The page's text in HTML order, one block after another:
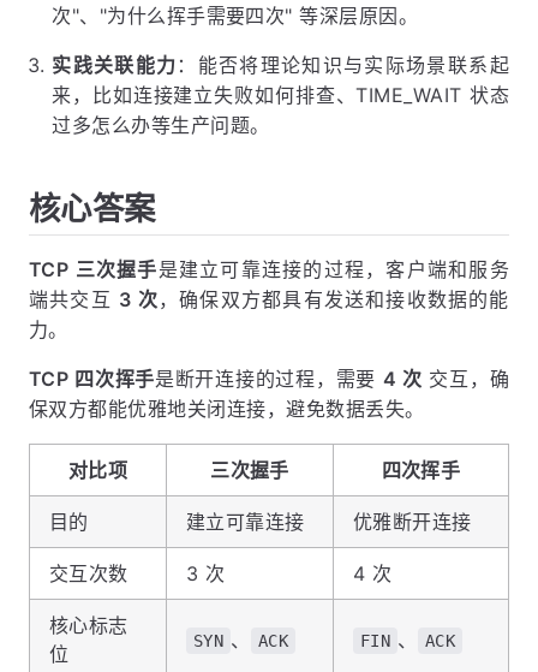
次"、"为什么挥手需要四次" 等深层原因。
实践关联能力 ：能否将理论知识与实际场景联系起
来，比如连接建立失败如何排查、TIME_WAIT 状态
过多怎么办等生产问题。
核心答案
TCP 三次握手是建立可靠连接的过程，客户端和服务
端共交互 3 次，确保双方都具有发送和接收数据的能
力。
TCP 四次挥手是断开连接的过程，需要 4 次 交互，确
保双方都能优雅地关闭连接，避免数据丢失。
对比项 三次握手 四次挥手
目的 建立可靠连接 优雅断开连接
交互次数 3 次 4 次
核心标志
位
SYN 、 ACK FIN 、 ACK